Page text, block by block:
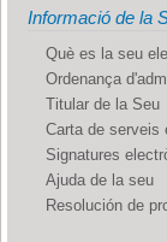
Informació de la
Què es la seu
Ordenança
Titular de la Seu
Carta de serveis
Signatures
Ajuda de la seu
Resolución de